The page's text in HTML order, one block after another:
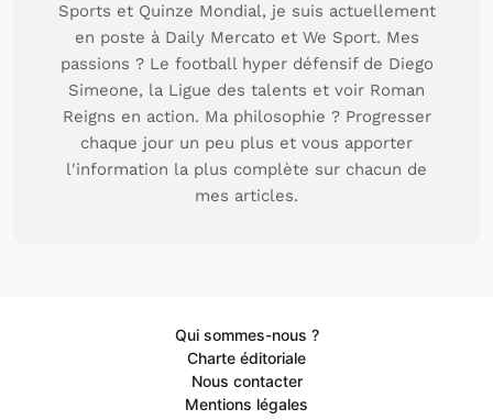
Sports et Quinze Mondial, je suis actuellement
en poste à Daily Mercato et We Sport. Mes
passions ? Le football hyper défensif de Diego
Simeone, la Ligue des talents et voir Roman
Reigns en action. Ma philosophie ? Progresser
chaque jour un peu plus et vous apporter
l'information la plus complète sur chacun de
mes articles.
Qui sommes-nous ?
Charte éditoriale
Nous contacter
Mentions légales